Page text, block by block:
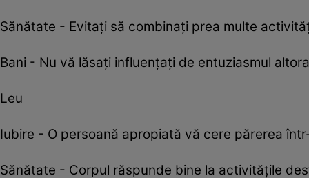
Sănătate - Evitați să combinați prea multe
Bani - Nu vă lăsați influențați de entuziasmul
Leu
Iubire - O persoană apropiată vă cere părerea
Sănătate - Corpul răspunde bine la activitățile